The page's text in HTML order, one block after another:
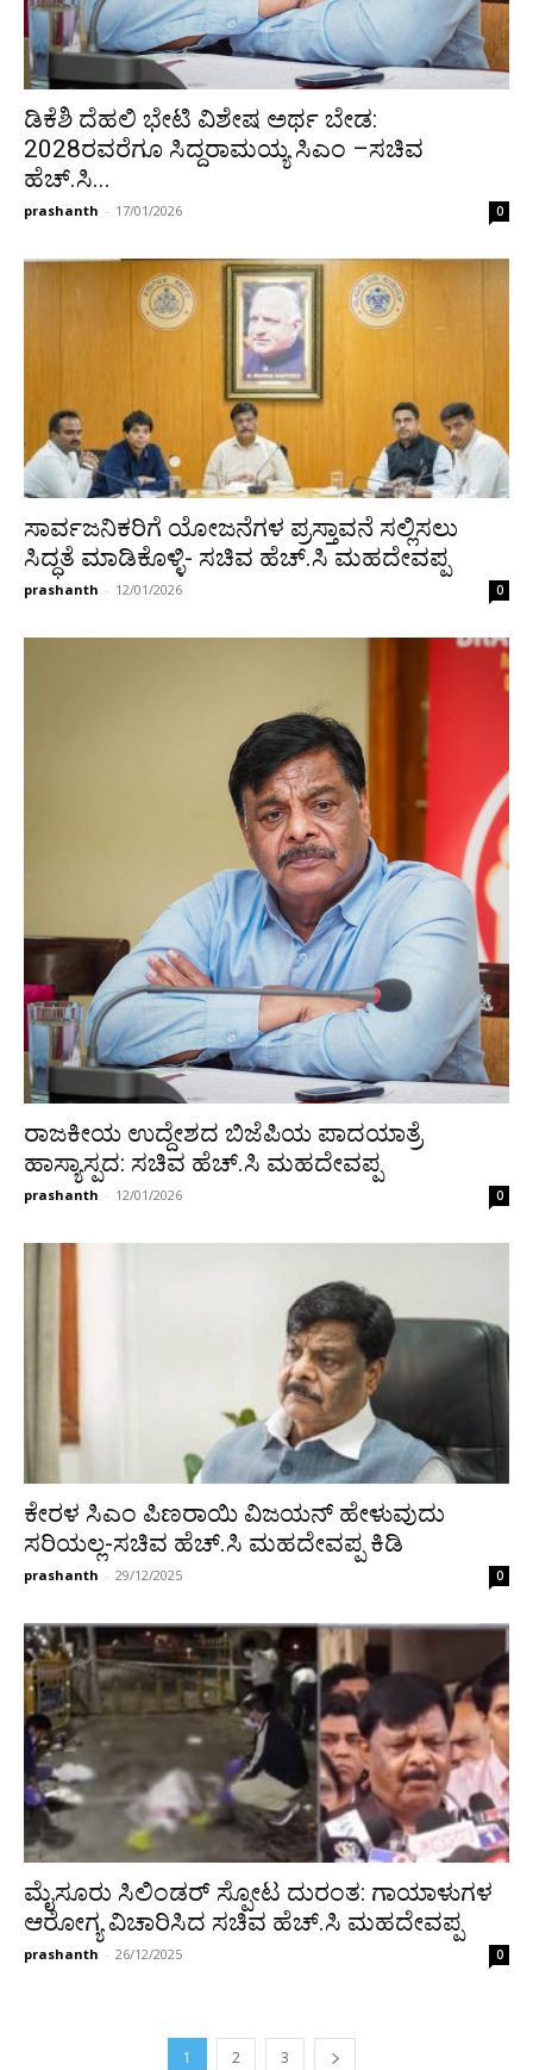
ಡಿಕೆಶಿ ದೆಹಲಿ ಭೇಟಿ ವಿಶೇಷ ಅರ್ಥ ಬೇಡ:
2028ರವರೆಗೂ ಸಿದ್ದರಾಮಯ್ಯ ಸಿಎಂ –ಸಚಿವ
ಹೆಚ್.ಸಿ...
prashanth - 17/01/2026 0
ಸಾರ್ವಜನಿಕರಿಗೆ ಯೋಜನೆಗಳ ಪ್ರಸ್ತಾವನೆ ಸಲ್ಲಿಸಲು
ಸಿದ್ಧತೆ ಮಾಡಿಕೊಳ್ಳಿ- ಸಚಿವ ಹೆಚ್.ಸಿ ಮಹದೇವಪ್ಪ
prashanth - 12/01/2026 0
ರಾಜಕೀಯ ಉದ್ದೇಶದ ಬಿಜೆಪಿಯ ಪಾದಯಾತ್ರೆ
ಹಾಸ್ಯಾಸ್ಪದ: ಸಚಿವ ಹೆಚ್.ಸಿ ಮಹದೇವಪ್ಪ
prashanth - 12/01/2026 0
ಕೇರಳ ಸಿಎಂ ಪಿಣರಾಯಿ ವಿಜಯನ್ ಹೇಳುವುದು
ಸರಿಯಲ್ಲ-ಸಚಿವ ಹೆಚ್.ಸಿ ಮಹದೇವಪ್ಪ ಕಿಡಿ
prashanth - 29/12/2025 0
ಮೈಸೂರು ಸಿಲಿಂಡರ್ ಸ್ಪೋಟ ದುರಂತ: ಗಾಯಾಳುಗಳ
ಆರೋಗ್ಯ ವಿಚಾರಿಸಿದ ಸಚಿವ ಹೆಚ್.ಸಿ ಮಹದೇವಪ್ಪ
prashanth - 26/12/2025 0
1 2 3